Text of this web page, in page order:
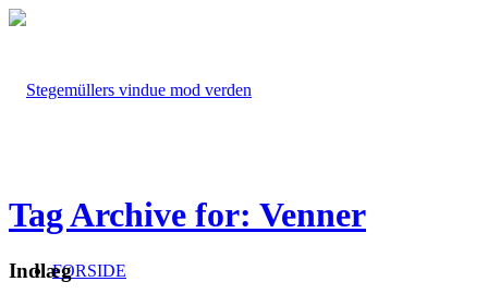
FORSIDE
Tag Archive for: Venner
Indlæg